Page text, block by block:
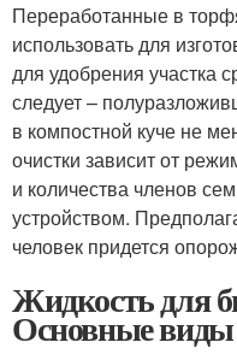
Переработанные в
использовать для
для удобрения участка
следует –
в компостной куче не
очистки зависит от
и количества членов
устройством.
человек придется
Жидкость для
Основные виды